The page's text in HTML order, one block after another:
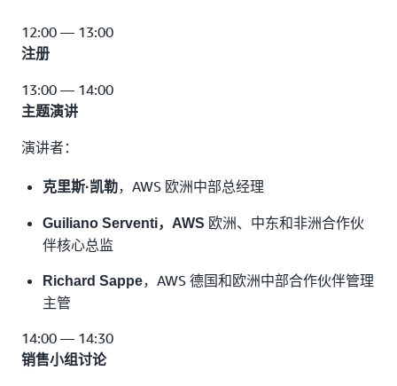
12:00 — 13:00
注册
13:00 — 14:00
主题演讲
演讲者：
克里斯·凯勒，AWS 欧洲中部总经理
Guiliano Serventi，AWS 欧洲、中东和非洲合作伙
伴核心总监
Richard Sappe，AWS 德国和欧洲中部合作伙伴管理
主管
14:00 — 14:30
销售小组讨论